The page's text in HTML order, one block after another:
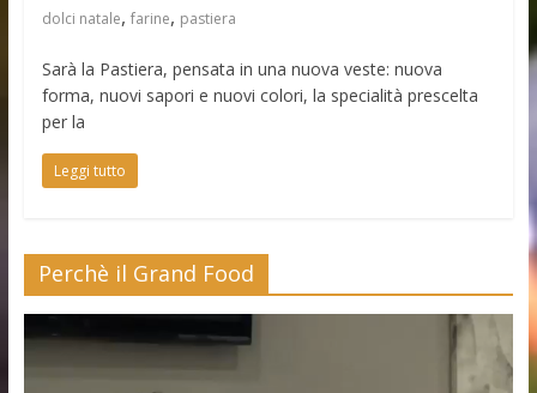
dolci natale, farine, pastiera
Sarà la Pastiera, pensata in una nuova veste: nuova
forma, nuovi sapori e nuovi colori, la specialità prescelta
per la
Leggi tutto
Perchè il Grand Food
Player